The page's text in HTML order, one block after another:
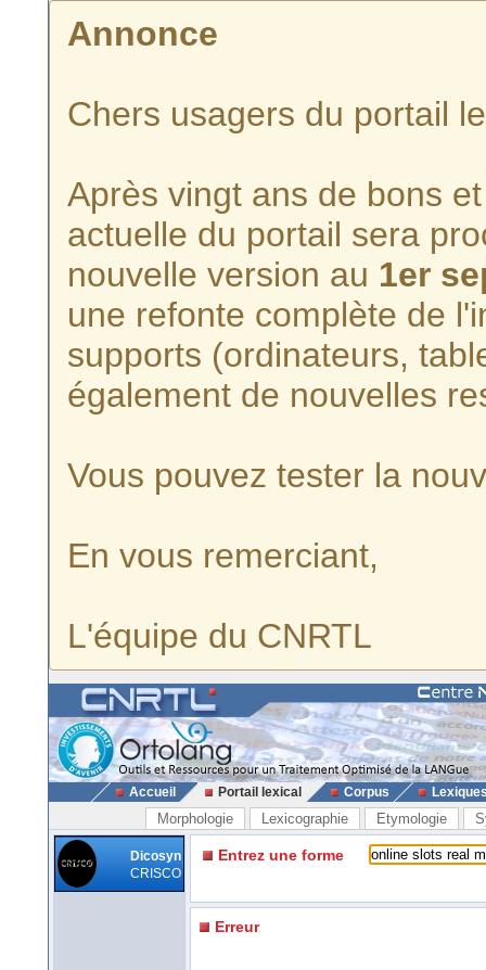
Annonce
Chers usagers du portail
Après vingt ans de bons
actuelle du portail sera
nouvelle version au 1er
une refonte complète de
supports (ordinateurs,
également de nouvelles
Vous pouvez tester la
En vous remerciant,
L'équipe du CNRTL
Accueil Portail lexical Corpus
Morphologie Lexicographie Etymologie
Dicosyn
CRISCO
Entrez une forme
Erreur